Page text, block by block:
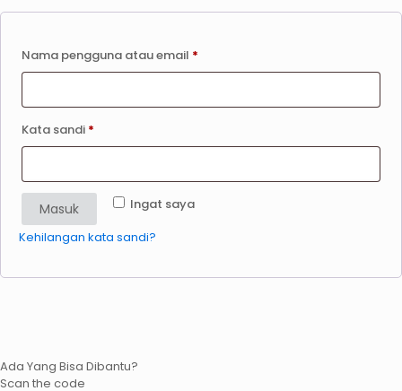
Nama pengguna atau email *
Kata sandi *
Ingat saya
Masuk
Kehilangan kata sandi?
Ada Yang Bisa Dibantu?
Scan the code